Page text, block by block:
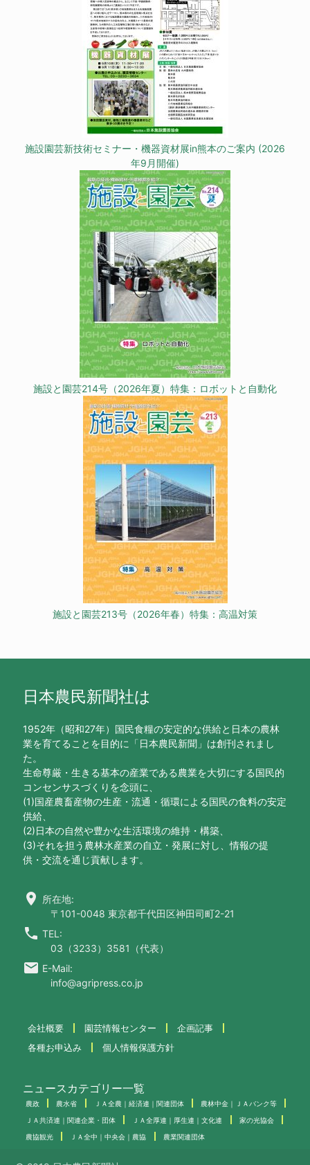
施設園芸新技術セミナー・機器資材展in熊本のご案内 (2026
年9月開催)
施設と園芸214号（2026年夏）特集：ロボットと自動化
施設と園芸213号（2026年春）特集：高温対策
日本農民新聞社は
1952年（昭和27年）国民食糧の安定的な供給と日本の農林
業を育てることを目的に「日本農民新聞」は創刊されまし
た。
生命尊厳・生きる基本の産業である農業を大切にする国民的
コンセンサスづくりを念頭に、
(1)国産農畜産物の生産・流通・循環による国民の食料の安定
供給、
(2)日本の自然や豊かな生活環境の維持・構築、
(3)それを担う農林水産業の自立・発展に対し、情報の提
供・交流を通じ貢献します。
location_on 所在地:
〒101-0048 東京都千代田区神田司町2-21
call TEL:
03（3233）3581（代表）
email E-Mail:
info@agripress.co.jp
会社概要 園芸情報センター
企画記事
各種お申込み
個人情報保護方針
ニュースカテゴリー一覧
農政 農水省 ＪＡ全農｜経済連｜関連団体 農林中金｜ＪＡバンク等
ＪＡ共済連｜関連企業・団体 ＪＡ全厚連｜厚生連｜文化連 家の光協会
農協観光 ＪＡ全中｜中央会｜農協 農業関連団体